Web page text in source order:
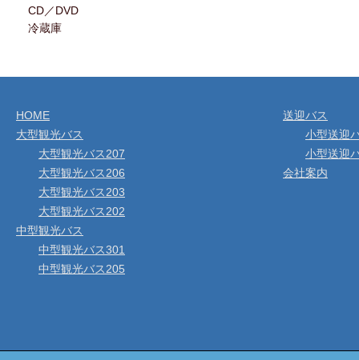
CD／DVD
冷蔵庫
HOME
大型観光バス
大型観光バス207
大型観光バス206
大型観光バス203
大型観光バス202
中型観光バス
中型観光バス301
中型観光バス205
送迎バス
小型送迎
小型送迎
会社案内